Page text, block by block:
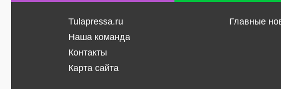
Tulapressa.ru
Наша команда
Контакты
Карта сайта
Главные